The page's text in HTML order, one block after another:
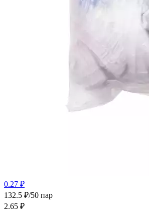
0.27 ₽
132.5 ₽/50 пар
2.65 ₽